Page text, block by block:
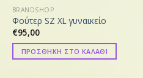
BRANDSHOP
Φούτερ SZ XL γυναικείο
€95,00
ΠΡΟΣΘΗΚΗ ΣΤΟ ΚΑΛΑΘΙ